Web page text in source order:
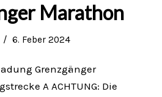
Marathon
6. Feber 2024
Grenzgänger
A ACHTUNG: Die